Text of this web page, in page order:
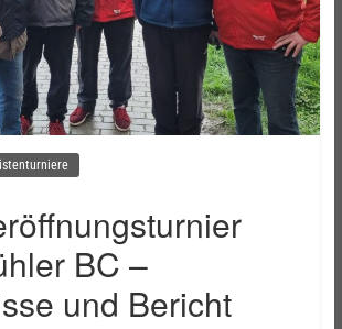
BC –
und Bericht